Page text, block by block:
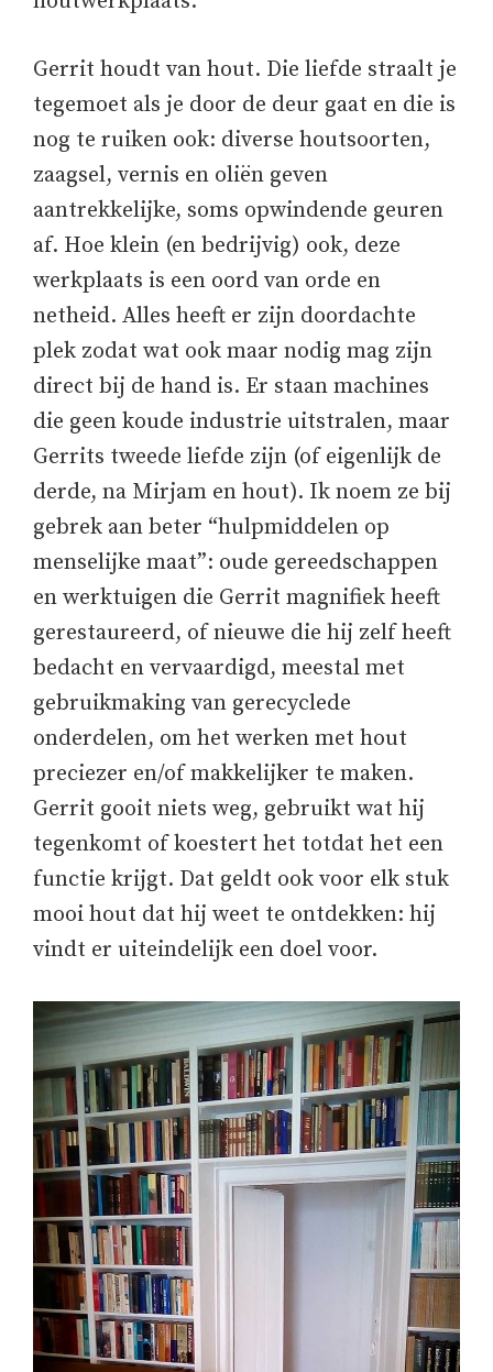
Gerrit houdt van hout. Die liefde straalt je
tegemoet als je door de deur gaat en die is
nog te ruiken ook: diverse houtsoorten,
zaagsel, vernis en oliën geven
aantrekkelijke, soms opwindende geuren
af. Hoe klein (en bedrijvig) ook, deze
werkplaats is een oord van orde en
netheid. Alles heeft er zijn doordachte
plek zodat wat ook maar nodig mag zijn
direct bij de hand is. Er staan machines
die geen koude industrie uitstralen, maar
Gerrits tweede liefde zijn (of eigenlijk de
derde, na Mirjam en hout). Ik noem ze bij
gebrek aan beter “hulpmiddelen op
menselijke maat”: oude gereedschappen
en werktuigen die Gerrit magnifiek heeft
gerestaureerd, of nieuwe die hij zelf heeft
bedacht en vervaardigd, meestal met
gebruikmaking van gerecyclede
onderdelen, om het werken met hout
preciezer en/of makkelijker te maken.
Gerrit gooit niets weg, gebruikt wat hij
tegenkomt of koestert het totdat het een
functie krijgt. Dat geldt ook voor elk stuk
mooi hout dat hij weet te ontdekken: hij
vindt er uiteindelijk een doel voor.